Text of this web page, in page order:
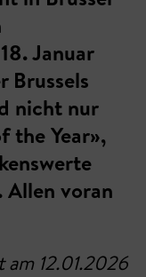
Januar
Brussels
nicht nur
the Year»,
Allen voran
12.01.2026